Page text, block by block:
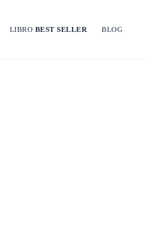
LIBRO BEST SELLER BLOG